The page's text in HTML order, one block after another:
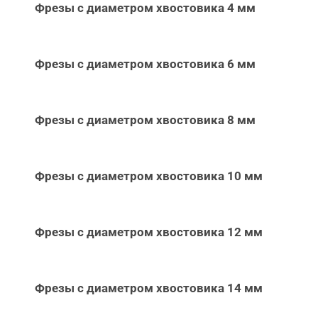
Фрезы с диаметром хвостовика 4 мм
Фрезы с диаметром хвостовика 6 мм
Фрезы с диаметром хвостовика 8 мм
Фрезы с диаметром хвостовика 10 мм
Фрезы с диаметром хвостовика 12 мм
Фрезы с диаметром хвостовика 14 мм